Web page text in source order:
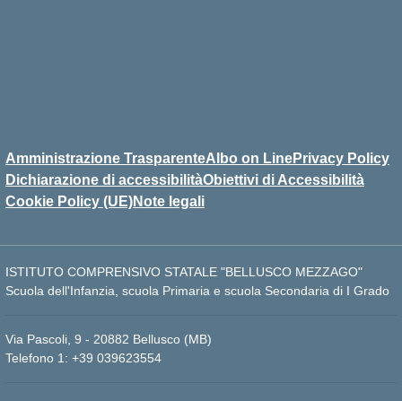
Amministrazione TrasparenteAlbo on LinePrivacy Policy
Dichiarazione di accessibilitàObiettivi di Accessibilità
Cookie Policy (UE)Note legali
ISTITUTO COMPRENSIVO STATALE "BELLUSCO MEZZAGO"
Scuola dell'Infanzia, scuola Primaria e scuola Secondaria di I Grado
Via Pascoli, 9 - 20882 Bellusco (MB)
Telefono 1: +39 039623554